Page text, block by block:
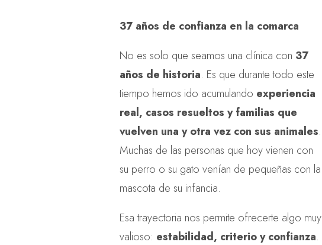
37 años de confianza en la comarca
No es solo que seamos una clínica con 37
años de historia. Es que durante todo este
tiempo hemos ido acumulando experiencia
real, casos resueltos y familias que
vuelven una y otra vez con sus animales.
Muchas de las personas que hoy vienen con
su perro o su gato venían de pequeñas con la
mascota de su infancia.
Esa trayectoria nos permite ofrecerte algo muy
valioso: estabilidad, criterio y confianza.